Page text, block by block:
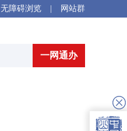
无障碍浏览 网站群
一网通办